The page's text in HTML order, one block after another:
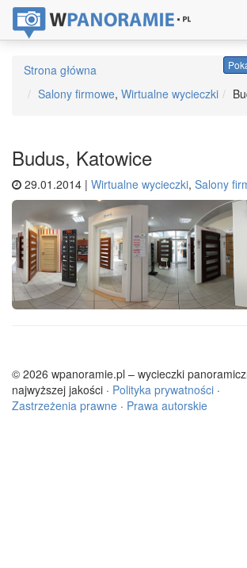
Strona główna
Salony firmowe, Wirtualne wycieczki
Budus, Katowice
29.01.2014 | Wirtualne wycieczki, Salony
© 2026 wpanoramie.pl – wycieczki
najwyższej jakości · Polityka prywatności ·
Zastrzeżenia prawne · Prawa autorskie